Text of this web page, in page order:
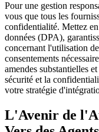
Pour une gestion
vous que tous les
confidentialité. Mettez
données (DPA),
concernant l'utilisation
consentements
amendes substantielles
sécurité et la
votre stratégie
L'Avenir de